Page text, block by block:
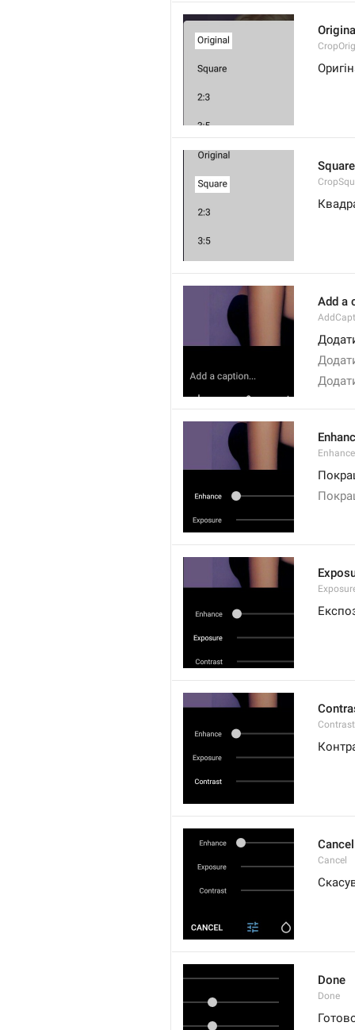
Square
Add a
Enhance
Contrast
Cancel
Cancel
Done
Done